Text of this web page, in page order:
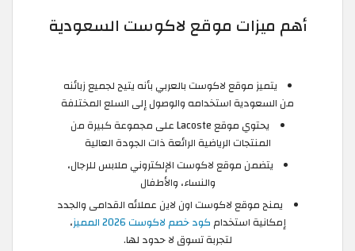
أهم ميزات موقع لاكوست السعودية
يتميز موقع لاكوست بالعربي بأنه يتيح لجميع زبائنه
من السعودية استخدامه والوصول إلى السلع المختلفة
يحتوي موقع Lacoste على مجموعة كبيرة من
المنتجات الرياضية الرائعة ذات الجودة العالية
يتضمن موقع لاكوست الإلكتروني ملابس للرجال،
والنساء، والأطفال
يمنح موقع لاكوست اون لاين عملائه القدامى والجدد
إمكانية استخدام كود خصم لاكوست 2026 المميز
،
لتجربة تسوق لا حدود لها.